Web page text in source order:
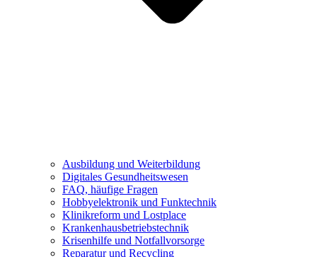
Ausbildung und Weiterbildung
Digitales Gesundheitswesen
FAQ, häufige Fragen
Hobbyelektronik und Funktechnik
Klinikreform und Lostplace
Krankenhausbetriebstechnik
Krisenhilfe und Notfallvorsorge
Reparatur und Recycling